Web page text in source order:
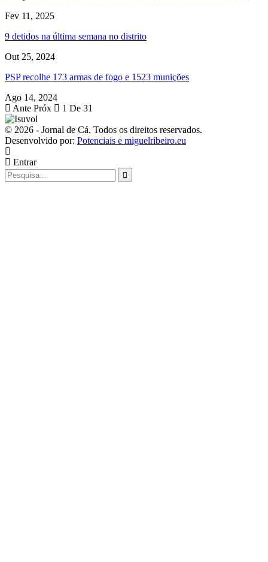
Fev 11, 2025
9 detidos na última semana no distrito
Out 25, 2024
PSP recolhe 173 armas de fogo e 1523 munições
Ago 14, 2024
Ante Próx 1 De 31
© 2026 - Jornal de Cá. Todos os direitos reservados.
Desenvolvido por: Potenciais e miguelribeiro.eu
Entrar